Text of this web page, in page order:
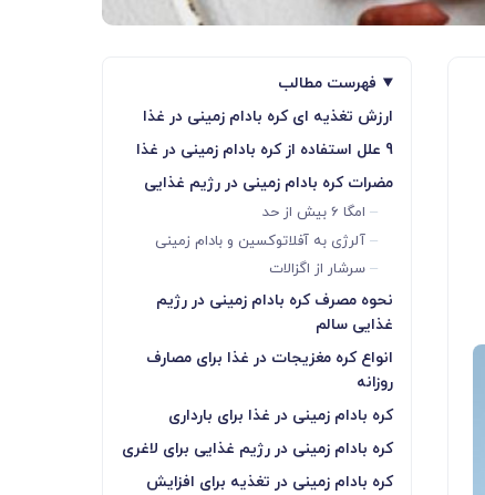
فهرست مطالب
ارزش تغذیه ای کره بادام زمینی در غذا
9 علل استفاده از کره بادام زمینی در غذا
مضرات کره بادام زمینی در رژیم غذایی
امگا 6 بیش از حد
آلرژی به آفلاتوکسین و بادام زمینی
سرشار از اگزالات
نحوه مصرف کره بادام زمینی در رژیم
غذایی سالم
انواع کره مغزیجات در غذا برای مصارف
روزانه
کره بادام زمینی در غذا برای بارداری
کره بادام زمینی در رژیم غذایی برای لاغری
کره بادام زمینی در تغذیه برای افزایش